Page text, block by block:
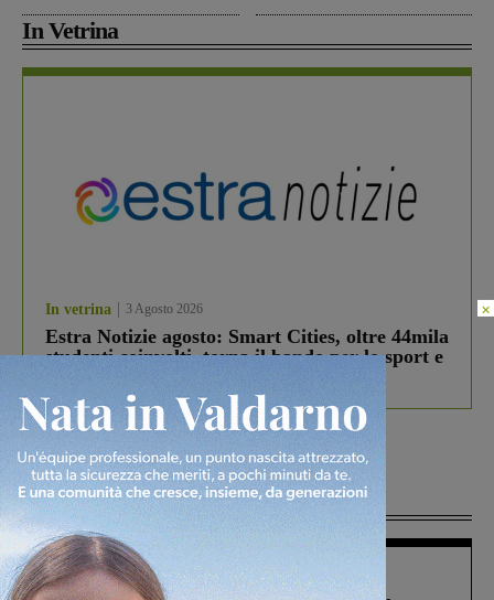
In Vetrina
In vetrina 3 Agosto 2026
Estra Notizie agosto: Smart Cities, oltre 44mila
studenti coinvolti, torna il bando per lo sport e
Più lette
Figline Incisa Valdarno 1 Agosto 2026
×